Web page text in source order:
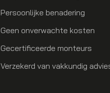
Persoonlijke benadering
Geen onverwachte kosten
Gecertificeerde monteurs
Verzekerd van vakkundig